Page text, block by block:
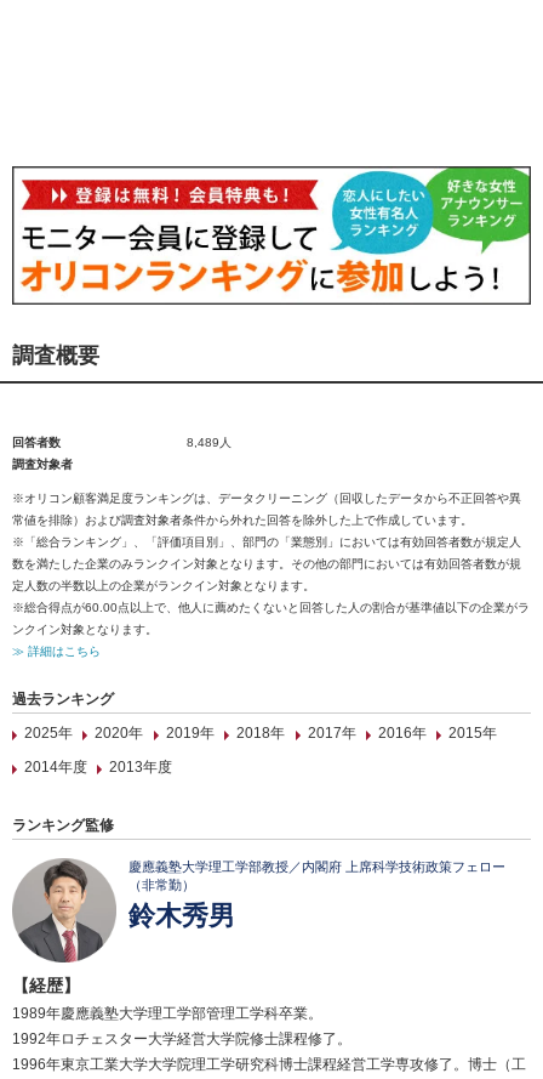
調査概要
回答者数
8,489人
調査対象者
※オリコン顧客満足度ランキングは、データクリーニング（回収したデータから不正回答や異
常値を排除）および調査対象者条件から外れた回答を除外した上で作成しています。
※「総合ランキング」、「評価項目別」、部門の「業態別」においては有効回答者数が規定人
数を満たした企業のみランクイン対象となります。その他の部門においては有効回答者数が規
定人数の半数以上の企業がランクイン対象となります。
※総合得点が60.00点以上で、他人に薦めたくないと回答した人の割合が基準値以下の企業がラ
ンクイン対象となります。
≫ 詳細はこちら
過去ランキング
2025年
2020年 2019年 2018年 2017年 2016年
2015年
2014年度
2013年度
ランキング監修
慶應義塾大学理工学部教授／内閣府 上席科学技術政策フェロー
（非常勤）
鈴木秀男
【経歴】
1989年慶應義塾大学理工学部管理工学科卒業。
1992年ロチェスター大学経営大学院修士課程修了。
1996年東京工業大学大学院理工学研究科博士課程経営工学専攻修了。博士（工